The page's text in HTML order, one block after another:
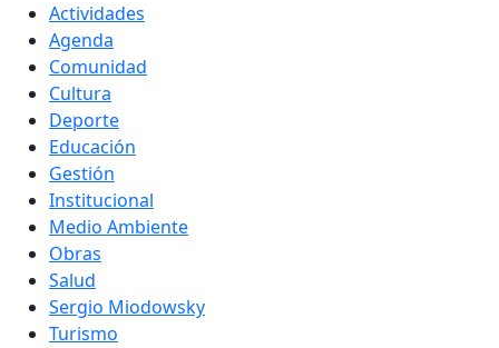
Actividades
Agenda
Comunidad
Cultura
Deporte
Educación
Gestión
Institucional
Medio Ambiente
Obras
Salud
Sergio Miodowsky
Turismo